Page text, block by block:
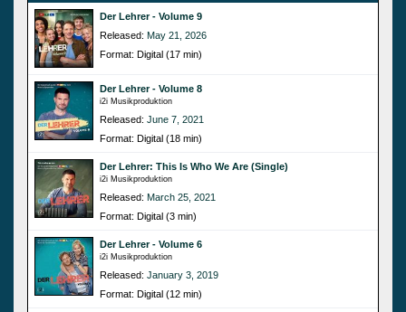
Der Lehrer - Volume 9
Released: May 21, 2026
Format: Digital (17 min)
Der Lehrer - Volume 8
i2i Musikproduktion
Released: June 7, 2021
Format: Digital (18 min)
Der Lehrer: This Is Who We Are (Single)
i2i Musikproduktion
Released: March 25, 2021
Format: Digital (3 min)
Der Lehrer - Volume 6
i2i Musikproduktion
Released: January 3, 2019
Format: Digital (12 min)